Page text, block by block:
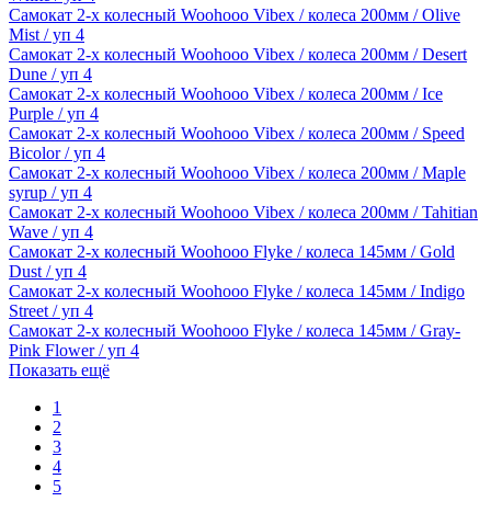
Самокат 2-х колесный Woohooo Vibex / колеса 200мм / Olive
Mist / уп 4
Самокат 2-х колесный Woohooo Vibex / колеса 200мм / Desert
Dune / уп 4
Самокат 2-х колесный Woohooo Vibex / колеса 200мм / Ice
Purple / уп 4
Самокат 2-х колесный Woohooo Vibex / колеса 200мм / Speed
Bicolor / уп 4
Самокат 2-х колесный Woohooo Vibex / колеса 200мм / Maple
syrup / уп 4
Самокат 2-х колесный Woohooo Vibex / колеса 200мм / Tahitian
Wave / уп 4
Самокат 2-х колесный Woohooo Flyke / колеса 145мм / Gold
Dust / уп 4
Самокат 2-х колесный Woohooo Flyke / колеса 145мм / Indigo
Street / уп 4
Самокат 2-х колесный Woohooo Flyke / колеса 145мм / Gray-
Pink Flower / уп 4
Показать ещё
1
2
3
4
5